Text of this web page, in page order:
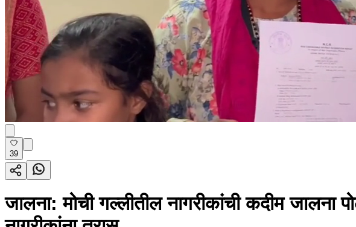
39
जालना: मोची गल्लीतील नागरीकांची कदीम जालना